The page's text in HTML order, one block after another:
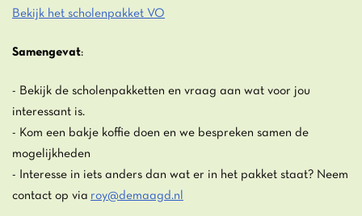
Bekijk het scholenpakket VO
Samengevat:
- Bekijk de scholenpakketten en vraag aan wat voor jou
interessant is.
- Kom een bakje koffie doen en we bespreken samen de
mogelijkheden
- Interesse in iets anders dan wat er in het pakket staat? Neem
contact op via roy@demaagd.nl